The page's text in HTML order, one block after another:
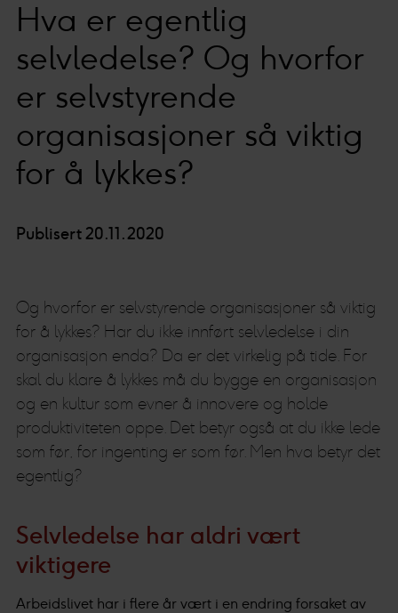
Hva er egentlig
selvledelse? Og hvorfor
er selvstyrende
organisasjoner så viktig
for å lykkes?
Publisert 20.11.2020
Og hvorfor er selvstyrende organisasjoner så viktig
for å lykkes? Har du ikke innført selvledelse i din
organisasjon enda? Da er det virkelig på tide. For
skal du klare å lykkes må du bygge en organisasjon
og en kultur som evner å innovere og holde
produktiviteten oppe. Det betyr også at du ikke lede
som før, for ingenting er som før. Men hva betyr det
egentlig?
Selvledelse har aldri vært
viktigere
Arbeidslivet har i flere år vært i en endring forsaket av